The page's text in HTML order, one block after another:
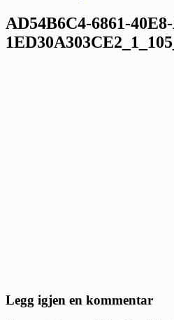
AD54B6C4-6861-
Reader
Legg igjen en kommentar